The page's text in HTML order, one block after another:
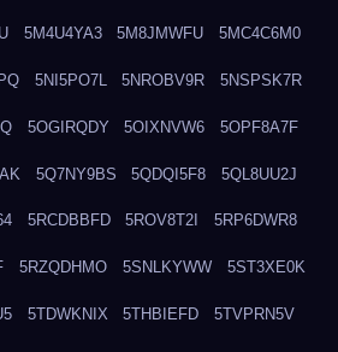
5M4U4YA3 5M8JMWFU 5MC4C6M0
5NI5PO7L 5NROBV9R 5NSPSK7R
5OGIRQDY 5OIXNVW6 5OPF8A7F
5Q7NY9BS 5QDQI5F8 5QL8UU2J
5RCDBBFD 5ROV8T2I 5RP6DWR8
5RZQDHMO 5SNLKYWW 5ST3XE0K
5TDWKNIX 5THBIEFD 5TVPRN5V